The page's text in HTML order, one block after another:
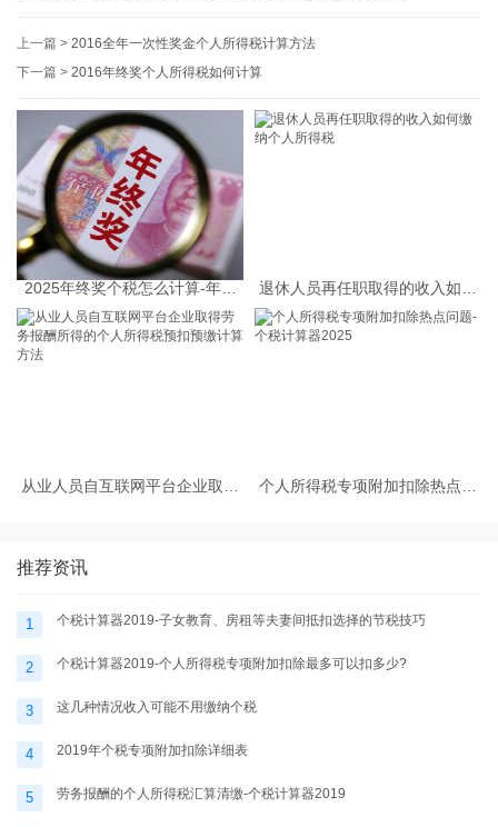
上一篇 > 2016全年一次性奖金个人所得税计算方法
下一篇 > 2016年终奖个人所得税如何计算
2025年终奖个税怎么计算-年终
退休人员再任职取得的收入如何
从业人员自互联网平台企业取得
个人所得税专项附加扣除热点问
推荐资讯
1 个税计算器2019-子女教育、房租等夫妻间抵扣选择的节税技巧
2 个税计算器2019-个人所得税专项附加扣除最多可以扣多少?
3 这几种情况收入可能不用缴纳个税
4 2019年个税专项附加扣除详细表
5 劳务报酬的个人所得税汇算清缴-个税计算器2019